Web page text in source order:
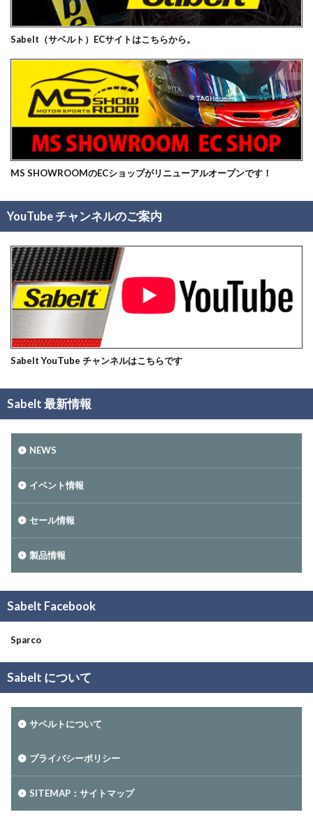
Sabelt（サベルト）ECサイトはこちらから。
MS SHOWROOMのECショップがリニューアルオープンです！
YouTube チャンネルのご案内
Sabelt YouTube チャンネルはこちらです
Sabelt 最新情報
NEWS
イベント情報
セール情報
製品情報
Sabelt Facebook
Sparco
Sabelt について
サベルトについて
プライバシーポリシー
SITEMAP：サイトマップ